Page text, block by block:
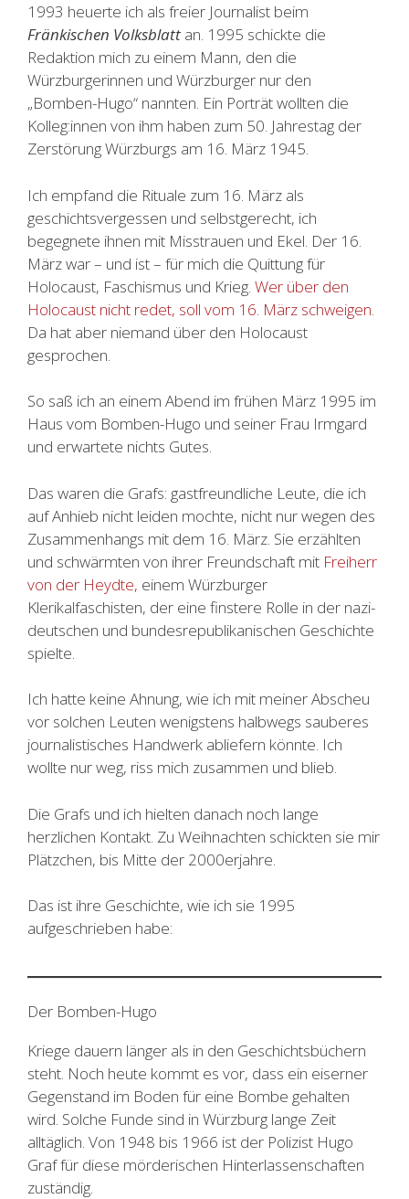
1993 heuerte ich als freier Journalist beim
Fränkischen Volksblatt an. 1995 schickte die
Redaktion mich zu einem Mann, den die
Würzburgerinnen und Würzburger nur den
„Bomben-Hugo“ nannten. Ein Porträt wollten die
Kolleg:innen von ihm haben zum 50. Jahrestag der
Zerstörung Würzburgs am 16. März 1945.
Ich empfand die Rituale zum 16. März als
geschichtsvergessen und selbstgerecht, ich
begegnete ihnen mit Misstrauen und Ekel. Der 16.
März war – und ist – für mich die Quittung für
Holocaust, Faschismus und Krieg. Wer über den
Holocaust nicht redet, soll vom 16. März schweigen.
Da hat aber niemand über den Holocaust
gesprochen.
So saß ich an einem Abend im frühen März 1995 im
Haus vom Bomben-Hugo und seiner Frau Irmgard
und erwartete nichts Gutes.
Das waren die Grafs: gastfreundliche Leute, die ich
auf Anhieb nicht leiden mochte, nicht nur wegen des
Zusammenhangs mit dem 16. März. Sie erzählten
und schwärmten von ihrer Freundschaft mit Freiherr
von der Heydte, einem Würzburger
Klerikalfaschisten, der eine finstere Rolle in der nazi-
deutschen und bundesrepublikanischen Geschichte
spielte.
Ich hatte keine Ahnung, wie ich mit meiner Abscheu
vor solchen Leuten wenigstens halbwegs sauberes
journalistisches Handwerk abliefern könnte. Ich
wollte nur weg, riss mich zusammen und blieb.
Die Grafs und ich hielten danach noch lange
herzlichen Kontakt. Zu Weihnachten schickten sie mir
Plätzchen, bis Mitte der 2000erjahre.
Das ist ihre Geschichte, wie ich sie 1995
aufgeschrieben habe:
Der Bomben-Hugo
Kriege dauern länger als in den Geschichtsbüchern
steht. Noch heute kommt es vor, dass ein eiserner
Gegenstand im Boden für eine Bombe gehalten
wird. Solche Funde sind in Würzburg lange Zeit
alltäglich. Von 1948 bis 1966 ist der Polizist Hugo
Graf für diese mörderischen Hinterlassenschaften
zuständig.